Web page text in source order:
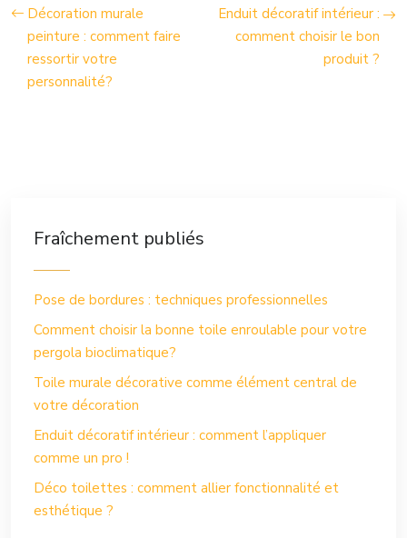
Décoration murale
peinture : comment faire
ressortir votre
personnalité?
Enduit décoratif intérieur :
comment choisir le bon
produit ?
Fraîchement publiés
Pose de bordures : techniques professionnelles
Comment choisir la bonne toile enroulable pour votre
pergola bioclimatique?
Toile murale décorative comme élément central de
votre décoration
Enduit décoratif intérieur : comment l’appliquer
comme un pro !
Déco toilettes : comment allier fonctionnalité et
esthétique ?